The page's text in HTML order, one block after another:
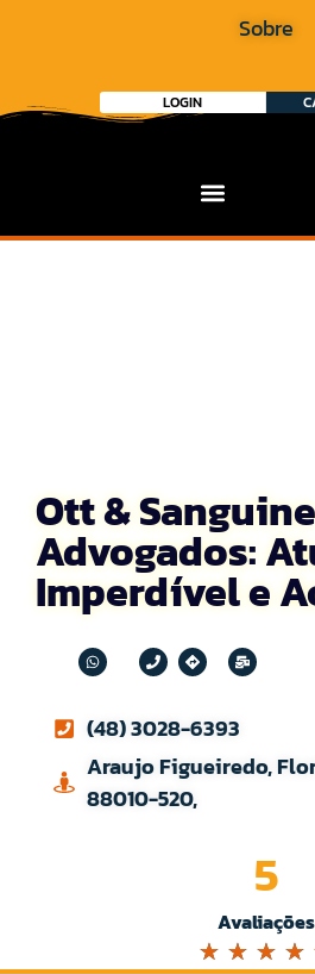
Sobre
LOGIN
Ott & Sanguine
Advogados:
Imperdível e
(48) 3028-6393
Araujo Figueiredo,
88010-520,
Avaliações
5
☆ ☆ ☆ ☆